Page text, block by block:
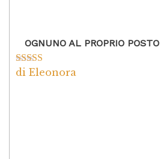
OGNUNO AL PROPRIO POSTO
Valutato5su
di Eleonora